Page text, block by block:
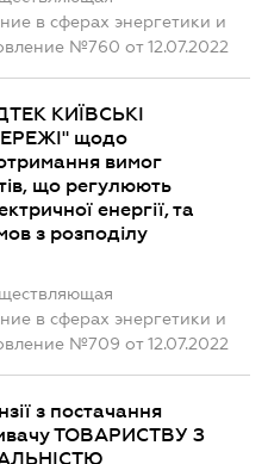
в сферах энергетики и
№760 от 12.07.2022
КИЇВСЬКІ
щодо
вимог
що регулюють
енергії, та
з розподілу
в сферах энергетики и
№709 от 12.07.2022
з постачання
ТОВАРИСТВУ З